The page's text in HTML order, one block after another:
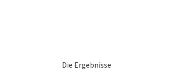
Die Ergebnisse